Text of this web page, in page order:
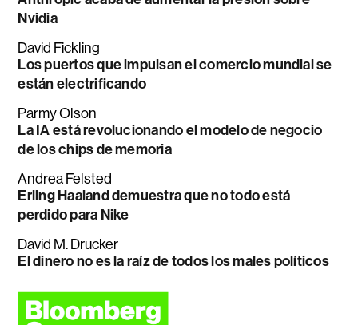
Nvidia
David Fickling
Los puertos que impulsan el comercio mundial se
están electrificando
Parmy Olson
La IA está revolucionando el modelo de negocio
de los chips de memoria
Andrea Felsted
Erling Haaland demuestra que no todo está
perdido para Nike
David M. Drucker
El dinero no es la raíz de todos los males políticos